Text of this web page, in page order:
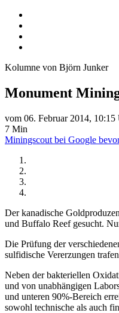
Kolumne von Björn Junker
Monument
vom 06. Februar 2014, 10:15
7 Min
Miningscout bei Google
Der kanadische
und Buffalo Reef gesucht.
Die Prüfung der
sulfidische Vererzungen
Neben der bakteriellen
und von unabhängigen
und unteren 90%-Bereich
sowohl technische als auch